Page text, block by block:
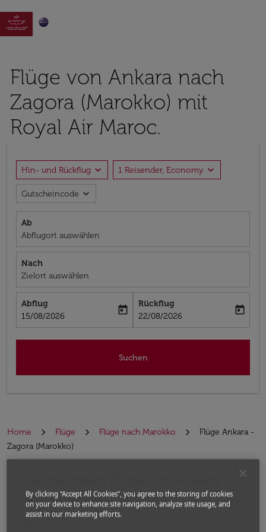

Flüge von Ankara nach
Zagora (Marokko) mit
Royal Air Maroc.
Hin- und Rückflug expand_more 1 Reisender, Economy expand_more
Gutscheincode expand_more
Ab
Abflugort auswählen
Nach
Zielort auswählen
Abflug
fc-booking-departure-date-aria-label
15/08/2026
today
Rückflug
fc-booking-return-date-aria-label
22/08/2026
today
Suchen
Home Flüge Flüge nach Marokko
Flüge Ankara -
Zagora (Marokko)
nach Zagora (Marokko)
By clicking “Accept All Cookies”, you agree to the storing of cookies
on your device to enhance site navigation, analyze site usage, and
assist in our marketing efforts.